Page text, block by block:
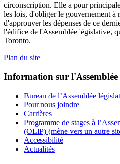
circonscription. Elle a pour
les lois, d'obliger le gouvernement à
d'approuver les dépenses de ce
l'édifice de l'Assemblée législative,
Toronto.
Plan du site
Information sur l'Assemblée
Bureau de l’Assemblée
Pour nous joindre
Carrières
Programme de stages à
(OLIP) (mène vers un autre
Accessibilité
Actualités